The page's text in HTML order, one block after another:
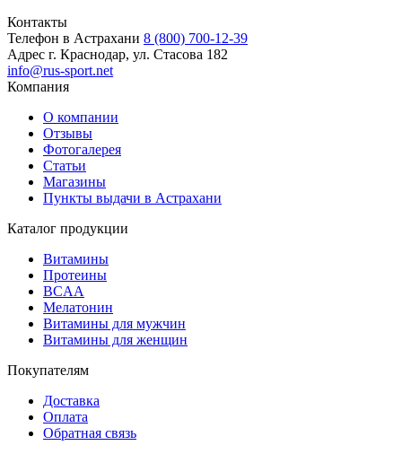
Контакты
Телефон в Астрахани 8 (800) 700-12-39
Адрес г. Краснодар, ул. Стасова 182
info@rus-sport.net
Компания
О компании
Отзывы
Фотогалерея
Статьи
Магазины
Пункты выдачи в Астрахани
Каталог продукции
Витамины
Протеины
BCAA
Мелатонин
Витамины для мужчин
Витамины для женщин
Покупателям
Доставка
Оплата
Обратная связь